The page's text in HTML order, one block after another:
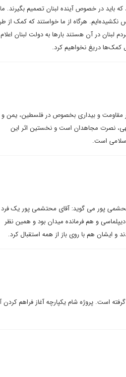
باید در خصوص آینده لبنان تصمیم بگیرند. ما
هرگاه از ما خواستند که کمک از
لبنان در آن هستند بارها به دولت لبنان اعلام
کمک‌ها دریغ نخواهیم کرد.
مقاومت و بیداری بخصوص در فلسطین، یمن و
نصرت مجاهدان است و نخستین اثر این
است.
پور می گوید: آقای محتشمی پور یک فرد
و هم فرمانده میدان بود و همین نظر
و ایشان هم با روی باز از همه استقبال کرد.
است. پروژه شام یکپارچه آغاز فراهم کردن